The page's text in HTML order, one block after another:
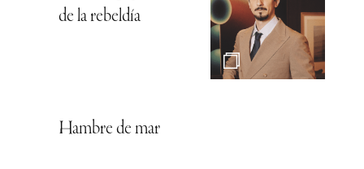
de la rebeldía
Hambre de mar